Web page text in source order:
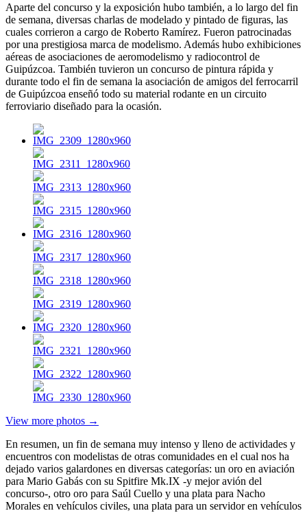
Aparte del concurso y la exposición hubo también, a lo largo del fin
de semana, diversas charlas de modelado y pintado de figuras, las
cuales corrieron a cargo de Roberto Ramírez. Fueron patrocinadas
por una prestigiosa marca de modelismo. Además hubo exhibiciones
aéreas de asociaciones de aeromodelismo y radiocontrol de
Guipúzcoa. También tuvieron un concurso de pintura rápida y
durante todo el fin de semana la asociación de amigos del ferrocarril
de Guipúzcoa enseñó todo su material rodante en un circuito
ferroviario diseñado para la ocasión.
View more photos →
En resumen, un fin de semana muy intenso y lleno de actividades y
encuentros con modelistas de otras comunidades en el cual nos ha
dejado varios galardones en diversas categorías: un oro en aviación
para Mario Gabás con su Spitfire Mk.IX -y mejor avión del
concurso-, otro oro para Saúl Cuello y una plata para Nacho
Morales en vehículos civiles, una plata para un servidor en vehículos